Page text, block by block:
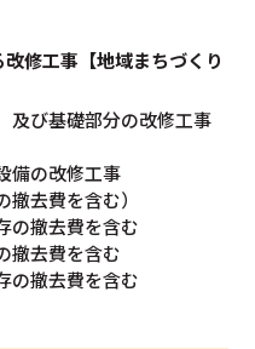
修工事【地域まちづくり
及び基礎部分の改修工事
備の改修工事
去費を含む）
の撤去費を含む
撤去費を含む
の撤去費を含む